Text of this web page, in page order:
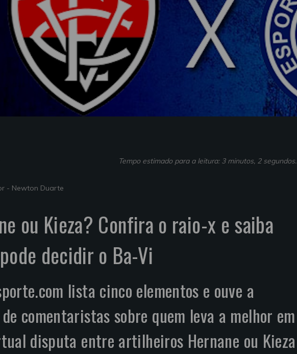
Tempo estimado para a leitura: 3 minutos, 2 segundos.
- Newton Duarte
ou Kieza? Confira o raio-x e saiba
decidir o Ba-Vi
lista cinco elementos e ouve a
comentaristas sobre quem leva a melhor em
disputa entre artilheiros Hernane ou Kieza